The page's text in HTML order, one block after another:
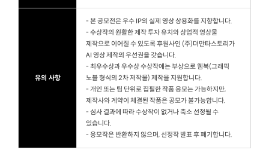
유의 사항
- 본 공모전은 우수 IP의 실제 영상 상용화를 지향합니다.
- 수상작의 원활한 제작 투자 유치와 상업적 영상물
제작으로 이어질 수 있도록 후원사인 (주)더만타스토리가
AI 영상 제작의 우선권을 갖습니다.
- 최우수상과 우수상 수상작에는 부상으로 웹북(그래픽
노블 형식의 2차 저작물) 제작을 지원합니다.
- 개인 또는 팀 단위로 집필한 작품 응모는 가능하지만,
제작사와 계약이 체결된 작품은 공모가 불가능합니다.
- 심사 결과에 따라 수상작이 없거나 축소 선정될 수
있습니다.
- 응모작은 반환하지 않으며, 선정작 발표 후 폐기합니다.